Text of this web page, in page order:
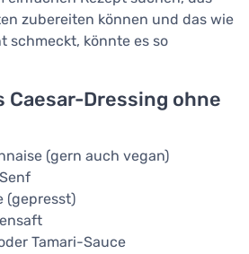
zubereiten können und das wie
schmeckt, könnte es so
Caesar-Dressing ohne
(gern auch vegan)
(gepresst)
Tamari-Sauce